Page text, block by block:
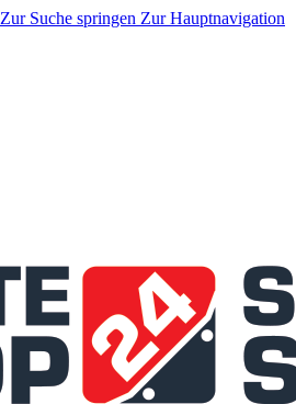
Zur Suche springen Zur Hauptnavigation